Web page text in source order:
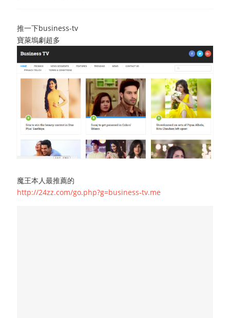
推一下business-tv
寶萊塢劇超多
魔王本人最推薦的
http://24zz.com/go.php?g=business-tv.me